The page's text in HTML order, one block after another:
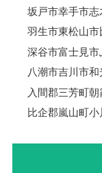
坂戸市幸手市志
羽生市東松山市
深谷市富士見市
八潮市吉川市和
入間郡三芳町朝
比企郡嵐山町小